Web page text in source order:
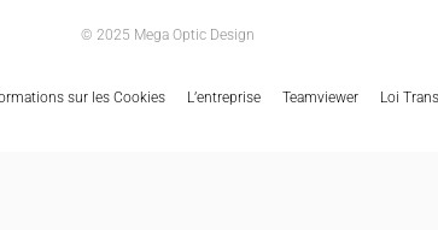
© 2025 Mega Optic Design
sur les Cookies L’entreprise Teamviewer Loi